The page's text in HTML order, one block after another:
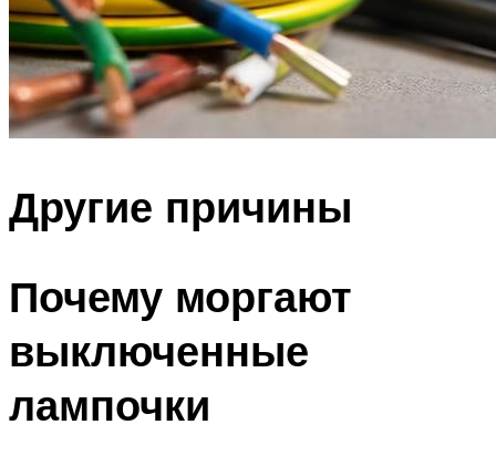
Другие причины
Почему моргают
выключенные
лампочки